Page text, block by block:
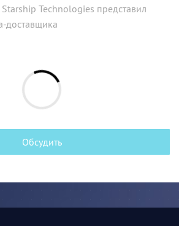
Starship Technologies представил
доставщика
Обсудить